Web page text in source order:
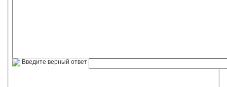
Введите верный ответ